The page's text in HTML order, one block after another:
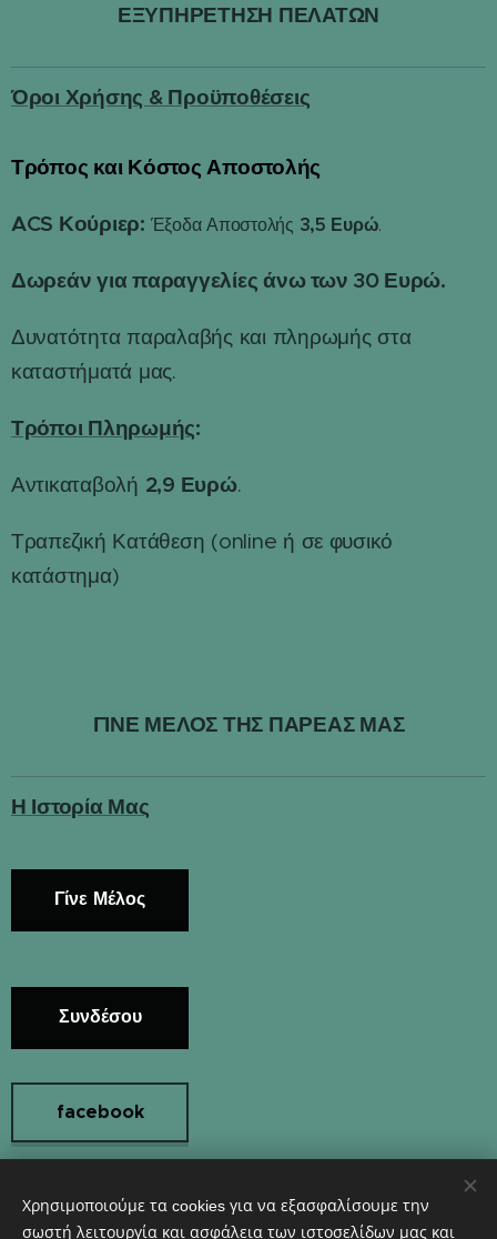
ΕΞΥΠΗΡΕΤΗΣΗ ΠΕΛΑΤΩΝ
Όροι Χρήσης & Προϋποθέσεις
Τρόπος και Κόστος Αποστολής
ACS Κούριερ: Έξοδα Αποστολής 3,5 Ευρώ.
Δωρεάν για παραγγελίες άνω των 30 Ευρώ.
Δυνατότητα παραλαβής και πληρωμής στα
καταστήματά μας.
Τρόποι Πληρωμής:
Αντικαταβολή 2,9 Ευρώ.
Τραπεζική Κατάθεση (online ή σε φυσικό
κατάστημα)
ΓΙΝΕ ΜΕΛΟΣ ΤΗΣ ΠΑΡΕΑΣ ΜΑΣ
Η Ιστορία Μας
Γίνε Μέλος
Συνδέσου
facebook
Instagram
Χρησιμοποιούμε τα cookies για να εξασφαλίσουμε την
σωστή λειτουργία και ασφάλεια των ιστοσελίδων μας και